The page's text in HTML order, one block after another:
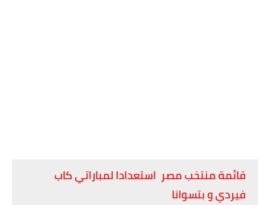
قائمة منتخب مصر استعدادا لمباراتي كاب
فيردي و بتسوانا